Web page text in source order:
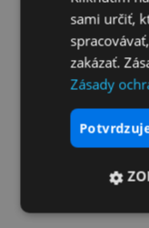
sami určiť,
zakázať.
Zásady